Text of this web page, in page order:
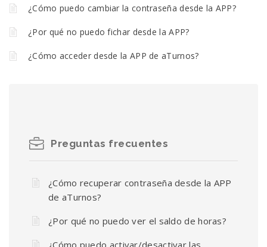
¿Cómo puedo cambiar la contraseña desde la APP?
¿Por qué no puedo fichar desde la APP?
¿Cómo acceder desde la APP de aTurnos?
Preguntas frecuentes
¿Cómo recuperar contraseña desde la APP
de aTurnos?
¿Por qué no puedo ver el saldo de horas?